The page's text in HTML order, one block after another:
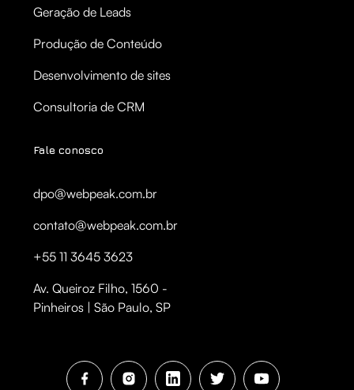
Geração de Leads
Produção de Conteúdo
Desenvolvimento de sites
Consultoria de CRM
Fale conosco
dpo@webpeak.com.br
contato@webpeak.com.br
+55 11 3645 3623
Av. Queiroz Filho, 1560 -
Pinheiros | São Paulo, SP